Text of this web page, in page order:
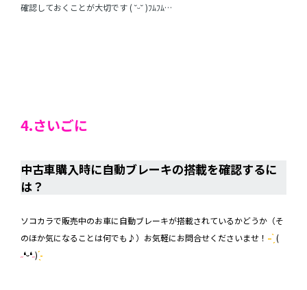
確認しておくことが大切です ( ˘ᵕ˘ )ﾌﾑﾌﾑ…
4.さいごに
中古車購入時に自動ブレーキの搭載を確認するに
は？
ソコカラで販売中のお車に自動ブレーキが搭載されているかどうか（そ
のほか気になることは何でも♪）お気軽にお問合せくださいませ！ – ̗̀(
˶❛ᵕ❛˶)̖́-